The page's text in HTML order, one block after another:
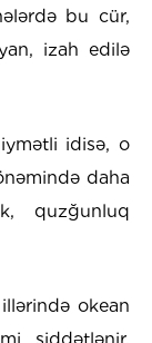
bu cür,
izah edilə
idisə, o
daha
quzğunluq
okean